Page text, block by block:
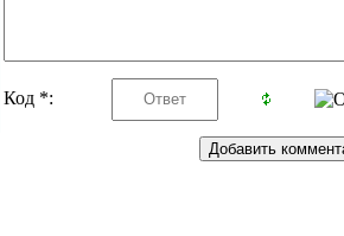
Код *: